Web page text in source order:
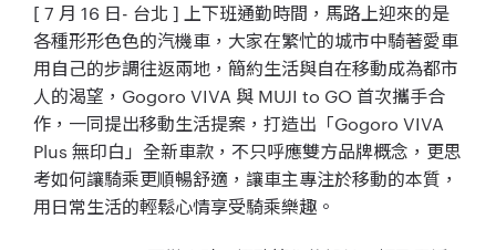
[ 7 月 16 日- 台北 ] 上下班通勤時間，馬路上迎來的是
各種形形色色的汽機車，大家在繁忙的城市中騎著愛車
用自己的步調往返兩地，簡約生活與自在移動成為都市
人的渴望，Gogoro VIVA 與 MUJI to GO 首次攜手合
作，一同提出移動生活提案，打造出「Gogoro VIVA
Plus 無印白」全新車款，不只呼應雙方品牌概念，更思
考如何讓騎乘更順暢舒適，讓車主專注於移動的本質，
用日常生活的輕鬆心情享受騎乘樂趣。